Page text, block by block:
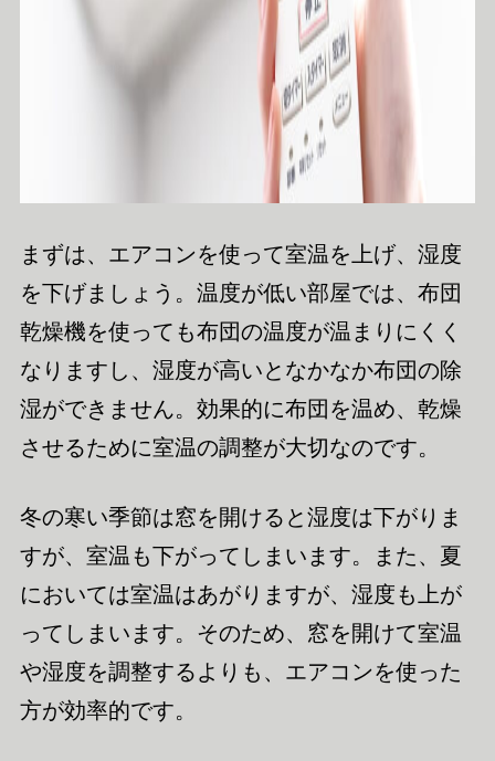
まずは、エアコンを使って室温を上げ、湿度
を下げましょう。温度が低い部屋では、布団
乾燥機を使っても布団の温度が温まりにくく
なりますし、湿度が高いとなかなか布団の除
湿ができません。効果的に布団を温め、乾燥
させるために室温の調整が大切なのです。
冬の寒い季節は窓を開けると湿度は下がりま
すが、室温も下がってしまいます。また、夏
においては室温はあがりますが、湿度も上が
ってしまいます。そのため、窓を開けて室温
や湿度を調整するよりも、エアコンを使った
方が効率的です。